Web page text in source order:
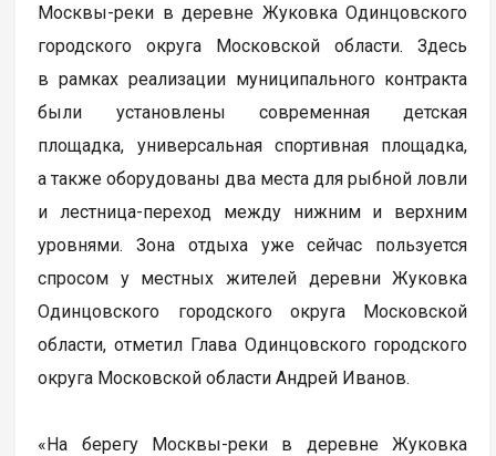
Москвы-реки в деревне Жуковка Одинцовского
городского округа Московской области. Здесь
в рамках реализации муниципального контракта
были установлены современная детская
площадка, универсальная спортивная площадка,
а также оборудованы два места для рыбной ловли
и лестница-переход между нижним и верхним
уровнями. Зона отдыха уже сейчас пользуется
спросом у местных жителей деревни Жуковка
Одинцовского городского округа Московской
области, отметил Глава Одинцовского городского
округа Московской области Андрей Иванов.
«На берегу Москвы-реки в деревне Жуковка